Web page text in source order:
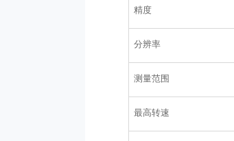
精度
分辨率
测量范围
最高转速